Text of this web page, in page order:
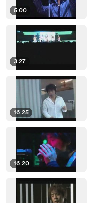
5:00
3:27
16:25
16:20